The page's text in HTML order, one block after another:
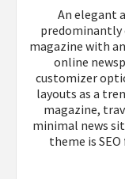
An elegant
predominantly
magazine with
online
customizer
layouts as a
magazine,
minimal news
theme is